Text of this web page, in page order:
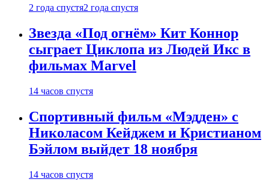
2 года спустя2 года спустя
Звезда «Под огнём» Кит Коннор
сыграет Циклопа из Людей Икс в
фильмах Marvel
14 часов спустя
Спортивный фильм «Мэдден» с
Николасом Кейджем и Кристианом
Бэйлом выйдет 18 ноября
14 часов спустя